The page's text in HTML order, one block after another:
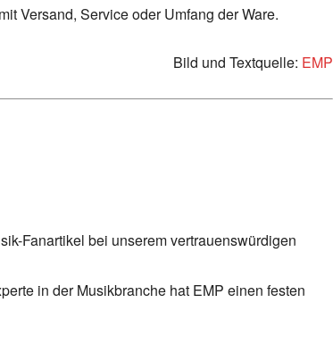
Versand, Service oder Umfang der Ware.
Bild und Textquelle: EMP
Fanartikel bei unserem vertrauenswürdigen
in der Musikbranche hat EMP einen festen